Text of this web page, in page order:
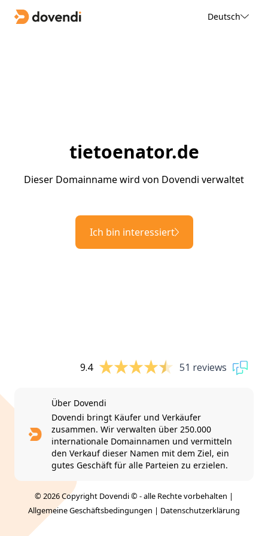
Deutsch
tietoenator.de
Dieser Domainname wird von Dovendi verwaltet
Ich bin interessiert
9.4 51 reviews
Über Dovendi
Dovendi bringt Käufer und Verkäufer
zusammen. Wir verwalten über 250.000
internationale Domainnamen und vermitteln
den Verkauf dieser Namen mit dem Ziel, ein
gutes Geschäft für alle Parteien zu erzielen.
© 2026 Copyright Dovendi © - alle Rechte vorbehalten |
Allgemeine Geschäftsbedingungen | Datenschutzerklärung